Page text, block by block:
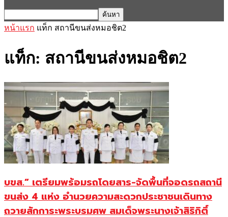
หน้าแรก แท็ก สถานีขนส่งหมอชิต2
แท็ก: สถานีขนส่งหมอชิต2
บขส.” เตรียมพร้อมรถโดยสาร-จัดพื้นที่จอดรถสถานี
ขนส่ง 4 แห่ง อำนวยความสะดวกประชาชนเดินทาง
ถวายสักการะพระบรมศพ สมเด็จพระนางเจ้าสิริกิติ์